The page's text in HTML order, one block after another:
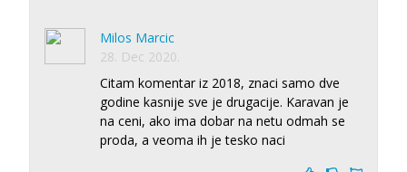
Milos Marcic
28. Dec 2020.
Citam komentar iz 2018, znaci samo dve
godine kasnije sve je drugacije. Karavan je
na ceni, ako ima dobar na netu odmah se
proda, a veoma ih je tesko naci